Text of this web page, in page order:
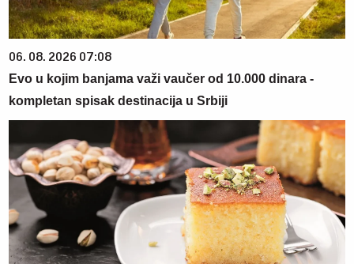
06. 08. 2026 07:08
Evo u kojim banjama važi vaučer od 10.000 dinara -
kompletan spisak destinacija u Srbiji